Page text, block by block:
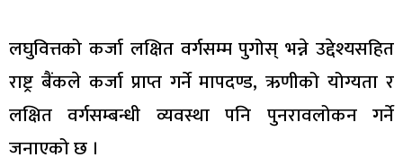
लघुवित्तको कर्जा लक्षित वर्गसम्म पुगोस् भन्ने उद्देश्यसहित
राष्ट्र बैंकले कर्जा प्राप्त गर्ने मापदण्ड, ऋणीको योग्यता र
लक्षित वर्गसम्बन्धी व्यवस्था पनि पुनरावलोकन गर्ने
जनाएको छ ।